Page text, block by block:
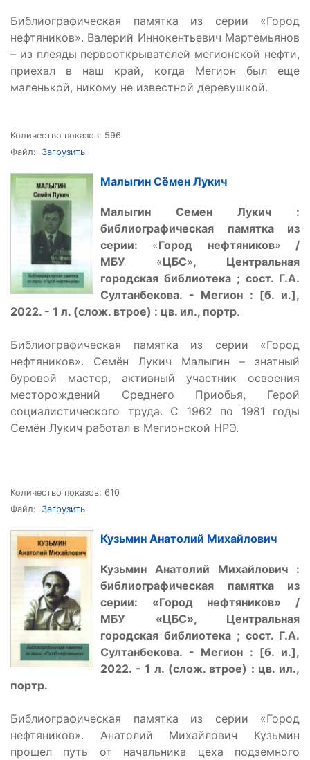
Библиографическая памятка из серии «Город
нефтяников». Валерий Иннокентьевич Мартемьянов
– из плеяды первооткрывателей мегионской нефти,
приехал в наш край, когда Мегион был еще
маленькой, никому не известной деревушкой.
Количество показов: 596
Файл: Загрузить
Малыгин Сёмен Лукич
Малыгин Семен Лукич :
библиографическая памятка из
серии: «Город нефтяников» /
МБУ «ЦБС», Центральная
городская библиотека ; сост. Г.А.
Султанбекова. - Мегион : [б. и.],
2022. - 1 л. (слож. втрое) : цв. ил., портр.
Библиографическая памятка из серии «Город
нефтяников». Семён Лукич Малыгин – знатный
буровой мастер, активный участник освоения
месторождений Среднего Приобья, Герой
социалистического труда. С 1962 по 1981 годы
Семён Лукич работал в Мегионской НРЭ.
Количество показов: 610
Файл: Загрузить
Кузьмин Анатолий Михайлович
Кузьмин Анатолий Михайлович :
библиографическая памятка из
серии: «Город нефтяников» /
МБУ «ЦБС», Центральная
городская библиотека ; сост. Г.А.
Султанбекова. - Мегион : [б. и.],
2022. - 1 л. (слож. втрое) : цв. ил.,
портр.
Библиографическая памятка из серии «Город
нефтяников». Анатолий Михайлович Кузьмин
прошел путь от начальника цеха подземного